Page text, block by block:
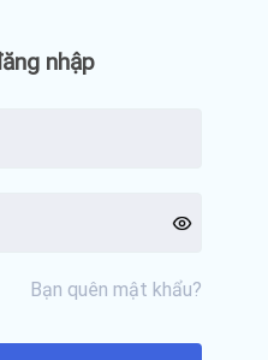
nhập
Bạn quên mật khẩu?